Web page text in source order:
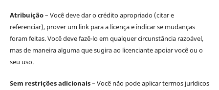
Atribuição– Você deve dar o crédito apropriado (citar e
referenciar), prover um link para a licença e indicar se mudanças
foram feitas. Você deve fazê-lo em qualquer circunstância razoável,
mas de maneira alguma que sugira ao licenciante apoiar você ou o
seu uso.
Sem restrições adicionais– Você não pode aplicar termos jurídicos